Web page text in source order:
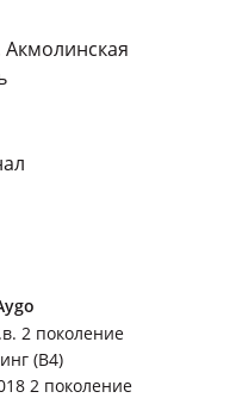
Акмолинская
2 поколение
(B4)
2 поколение